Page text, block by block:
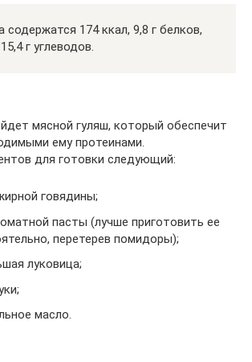
содержатся 174 ккал, 9,8 г белков,
г углеводов.
мясной гуляш, который обеспечит
ему протеинами.
для готовки следующий:
говядины;
пасты (лучше приготовить ее
перетерев помидоры);
луковица;
масло.